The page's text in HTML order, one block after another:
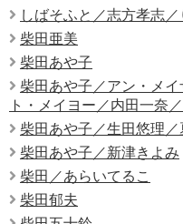
しばそふと／志方孝志
柴田亜美
柴田あや子
柴田あや子／アン・メ
ト・メイヨー／内田一奈
柴田あや子／生田悠理
柴田あや子／新津きよみ
柴田／あらいてるこ
柴田郁夫